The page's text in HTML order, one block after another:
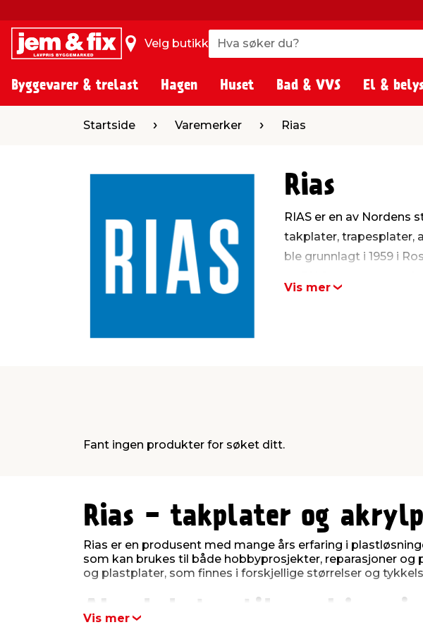
Velg butikk Hva søker du?
Hva søker du?
Byggevarer & trelast Hagen Huset Bad & VVS El &
Startside Varemerker Rias
Rias
RIAS er en av
takplater, trapesplater,
ble grunnlagt i 1959 i
Vis mer
Fant ingen produkter for søket ditt.
Rias - takplater og
Rias er en produsent med mange års erfaring i
som kan brukes til både hobbyprosjekter, reparasjoner
og plastplater, som finnes i forskjellige størrelser og
Akrylplater til
Vis mer